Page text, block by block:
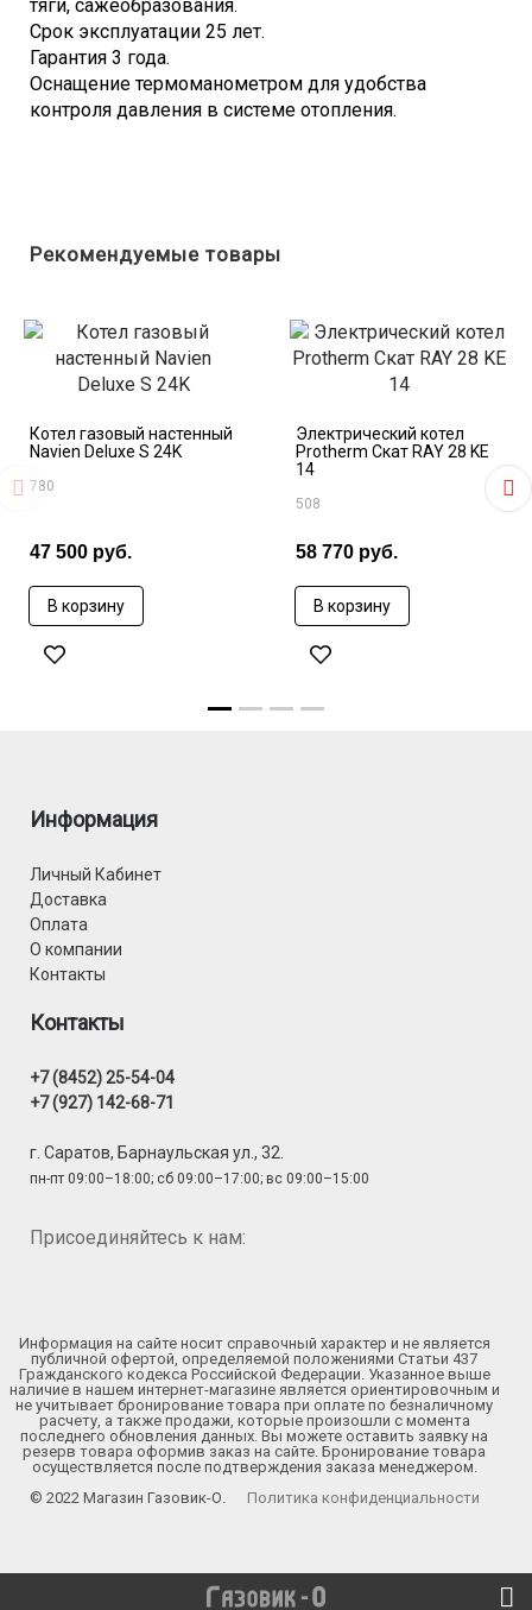
тяги, сажеобразования.
Срок эксплуатации 25 лет.
Гарантия 3 года.
Оснащение термоманометром для удобства
контроля давления в системе отопления.
Рекомендуемые товары
Котел газовый настенный
Navien Deluxe S 24K
780
47 500 руб.
В корзину
Электрический котел
Protherm Скат RAY 28 KE
14
508
58 770 руб.
В корзину
Информация
Личный Кабинет
Доставка
Оплата
О компании
Контакты
Контакты
+7 (8452) 25-54-04
+7 (927) 142-68-71
г. Саратов, Барнаульская ул., 32.
пн-пт 09:00–18:00; сб 09:00–17:00; вс 09:00–15:00
Присоединяйтесь к нам:
Информация на сайте носит справочный характер и не является
публичной офертой, определяемой положениями Статьи 437
Гражданского кодекса Российской Федерации. Указанное выше
наличие в нашем интернет-магазине является ориентировочным и
не учитывает бронирование товара при оплате по безналичному
расчету, а также продажи, которые произошли с момента
последнего обновления данных. Вы можете оставить заявку на
резерв товара оформив заказ на сайте. Бронирование товара
осуществляется после подтверждения заказа менеджером.
© 2022 Магазин Газовик-О.
Политика конфиденциальности